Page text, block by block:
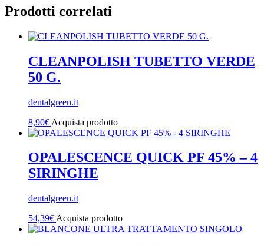
Prodotti correlati
CLEANPOLISH TUBETTO VERDE
50 G.
dentalgreen.it
8,90€ Acquista prodotto
OPALESCENCE QUICK PF 45% – 4
SIRINGHE
dentalgreen.it
54,39€ Acquista prodotto